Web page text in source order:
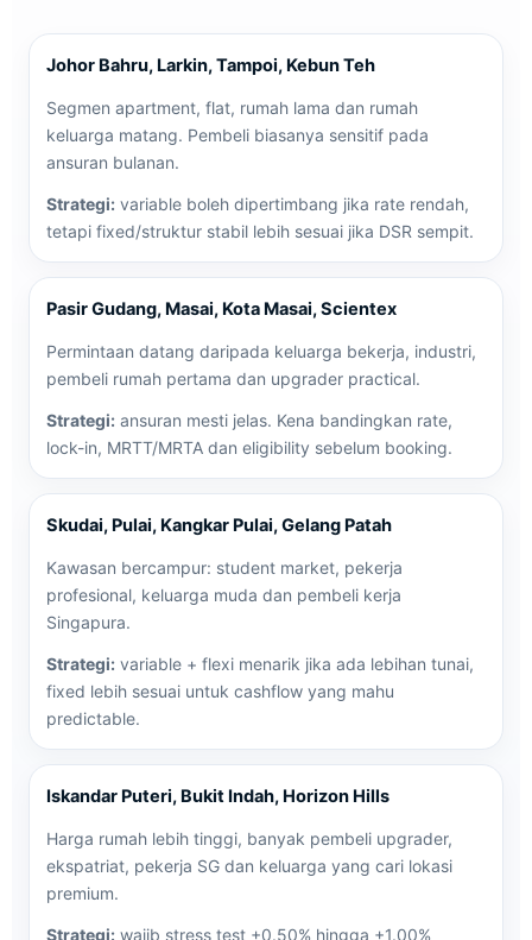
Johor Bahru, Larkin, Tampoi, Kebun Teh
Segmen apartment, flat, rumah lama dan rumah
keluarga matang. Pembeli biasanya sensitif pada
ansuran bulanan.
Strategi: variable boleh dipertimbang jika rate rendah,
tetapi fixed/struktur stabil lebih sesuai jika DSR sempit.
Pasir Gudang, Masai, Kota Masai, Scientex
Permintaan datang daripada keluarga bekerja, industri,
pembeli rumah pertama dan upgrader practical.
Strategi: ansuran mesti jelas. Kena bandingkan rate,
lock-in, MRTT/MRTA dan eligibility sebelum booking.
Skudai, Pulai, Kangkar Pulai, Gelang Patah
Kawasan bercampur: student market, pekerja
profesional, keluarga muda dan pembeli kerja
Singapura.
Strategi: variable + flexi menarik jika ada lebihan tunai,
fixed lebih sesuai untuk cashflow yang mahu
predictable.
Iskandar Puteri, Bukit Indah, Horizon Hills
Harga rumah lebih tinggi, banyak pembeli upgrader,
ekspatriat, pekerja SG dan keluarga yang cari lokasi
premium.
Strategi: wajib stress test +0.50% hingga +1.00%